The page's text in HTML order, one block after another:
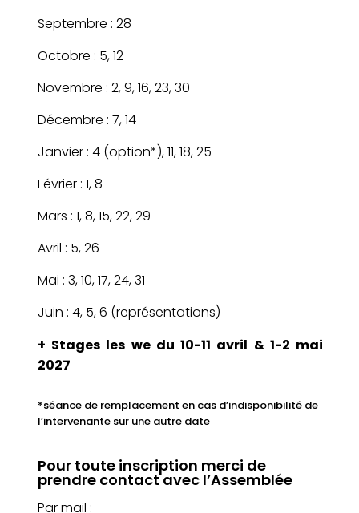
Septembre : 28
Octobre : 5, 12
Novembre : 2, 9, 16, 23, 30
Décembre : 7, 14
Janvier : 4 (option*), 11, 18, 25
Février : 1, 8
Mars : 1, 8, 15, 22, 29
Avril : 5, 26
Mai : 3, 10, 17, 24, 31
Juin : 4, 5, 6 (représentations)
+ Stages les we du 10-11 avril & 1-2 mai
2027
*séance de remplacement en cas d’indisponibilité de
l’intervenante sur une autre date
Pour toute inscription merci de
prendre contact avec l’Assemblée
Par mail :